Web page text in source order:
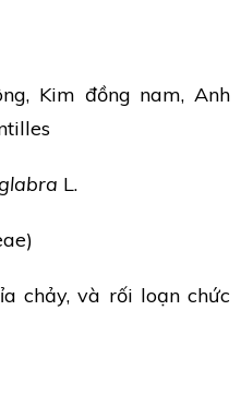
Kim đồng nam, Anh
L.
chảy, và rối loạn chức